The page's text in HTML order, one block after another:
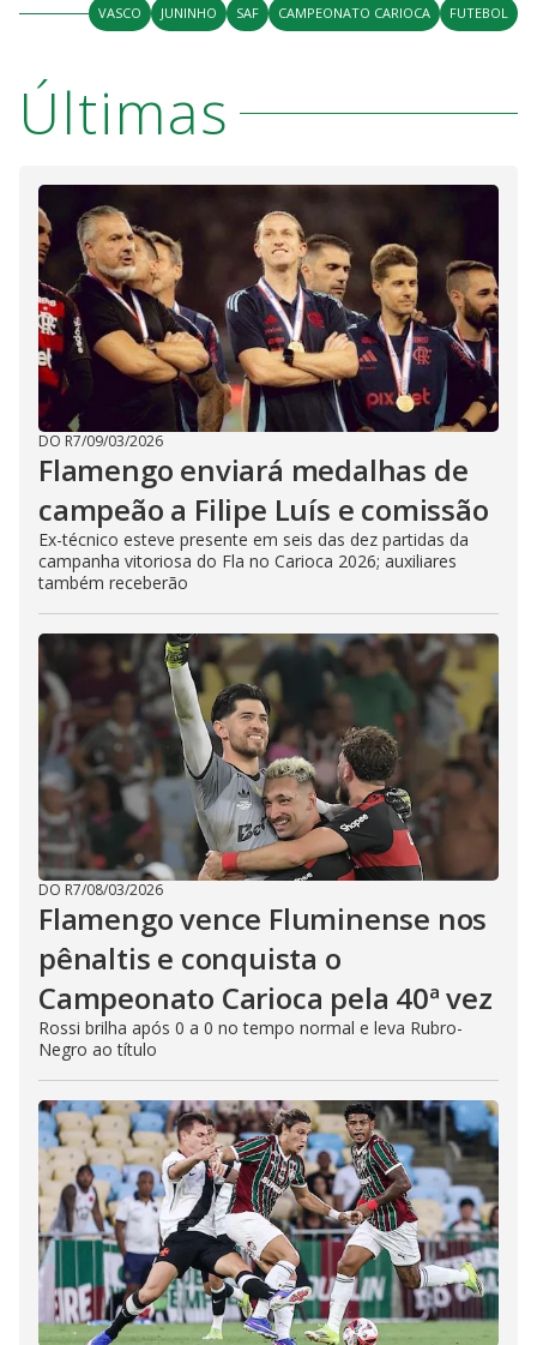
VASCO JUNINHO SAF CAMPEONATO CARIOCA FUTEBOL
Últimas
DO R7/09/03/2026
Flamengo enviará medalhas de
campeão a Filipe Luís e comissão
Ex-técnico esteve presente em seis das dez partidas da
campanha vitoriosa do Fla no Carioca 2026; auxiliares
também receberão
DO R7/08/03/2026
Flamengo vence Fluminense nos
pênaltis e conquista o
Campeonato Carioca pela 40ª vez
Rossi brilha após 0 a 0 no tempo normal e leva Rubro-
Negro ao título